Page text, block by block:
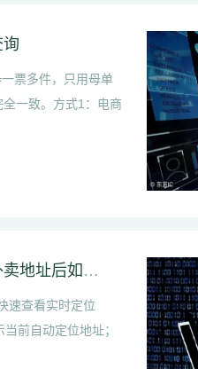
票多件，只用母单
一致。方式1：电商
饿了么外卖定位地址在哪里查看｜饿了么修改外卖地址后如何查看原地址
速查看实时定位
前自动定位地址；